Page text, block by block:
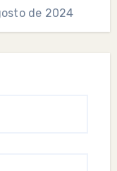
de 2024